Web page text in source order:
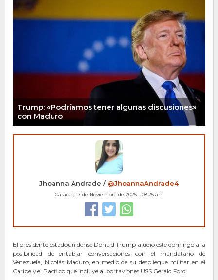
Trump: «Podríamos tener algunas discusiones»
con Maduro
Jhoanna Andrade / @JhoannaAndrade4
Caracas, 17 de Noviembre de 2025 - 08:25 am
El presidente estadounidense Donald Trump aludió este domingo a la
posibilidad de entablar conversaciones con el mandatario de
Venezuela, Nicolás Maduro, en medio de su despliegue militar en el
Caribe y el Pacífico que incluye al portaviones USS Gerald Ford.